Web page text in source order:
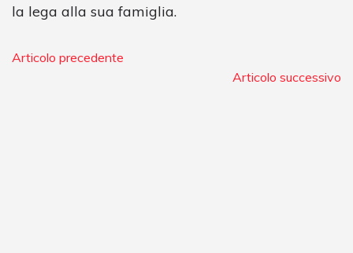
la lega alla sua famiglia.
Articolo precedente
Articolo successivo